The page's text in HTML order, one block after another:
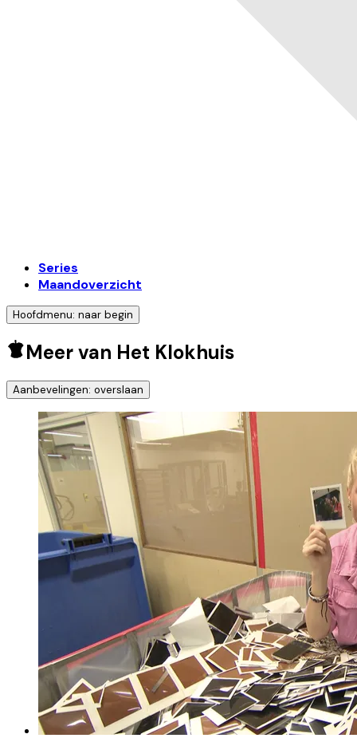
Series
Maandoverzicht
Hoofdmenu: naar begin
Meer van Het Klokhuis
Aanbevelingen: overslaan